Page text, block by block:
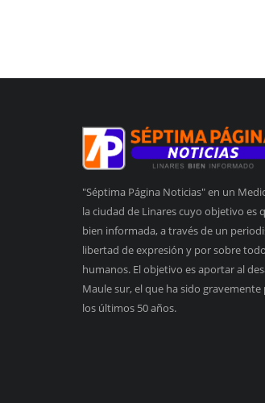
"Séptima Página Noticias" en un
la ciudad de Linares cuyo objetivo es
bien informada, a través de un
libertad de expresión y por sobre
humanos. El objetivo es aportar al
Maule sur, el que ha sido
los últimos 50 años.